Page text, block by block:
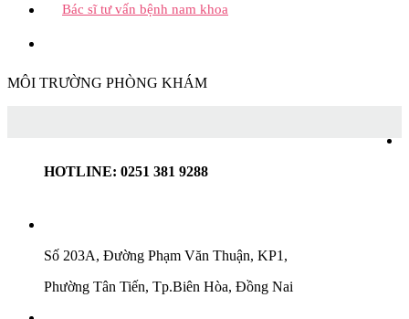
Bác sĩ tư vấn bệnh nam khoa
MÔI TRƯỜNG PHÒNG KHÁM
HOTLINE: 0251 381 9288
Số 203A, Đường Phạm Văn Thuận, KP1,
Phường Tân Tiến, Tp.Biên Hòa, Đồng Nai